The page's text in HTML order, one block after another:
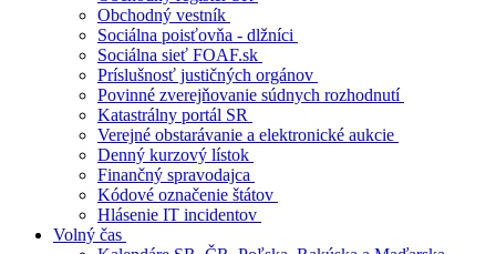
Obchodný vestník
Sociálna poisťovňa - dlžníci
Sociálna sieť FOAF.sk
Príslušnosť justičných orgánov
Povinné zverejňovanie súdnych rozhodnutí
Katastrálny portál SR
Verejné obstarávanie a elektronické aukcie
Denný kurzový lístok
Finančný spravodajca
Kódové označenie štátov
Hlásenie IT incidentov
Volný čas